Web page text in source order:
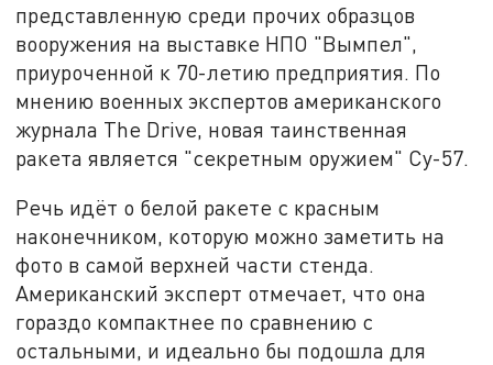
представленную среди прочих образцов
вооружения на выставке НПО "Вымпел",
приуроченной к 70-летию предприятия. По
мнению военных экспертов американского
журнала The Drive, новая таинственная
ракета является "секретным оружием" Су-57.
Речь идёт о белой ракете с красным
наконечником, которую можно заметить на
фото в самой верхней части стенда.
Американский эксперт отмечает, что она
гораздо компактнее по сравнению с
остальными, и идеально бы подошла для